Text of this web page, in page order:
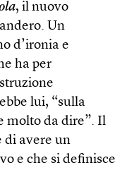
, il nuovo
Un
d’ironia e
ha per
lui, “sulla
molto da dire”. Il
di avere un
e che si definisce